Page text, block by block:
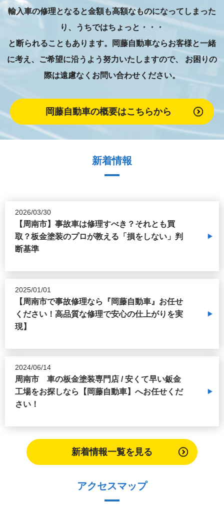
輸入車の修理となると金額も高額なものになってしまった
り、うちではちょっと・・・
と断られることもあります。岡藤自動車ならお客様と一緒
に考え、ご希望に沿うよう努力いたしますので、
お困りの
際は遠慮なくお問い合わせください。
岡藤自動車の概要はこちらから
新着情報
2026/03/30
【周南市】事故車は修理すべき？それとも買
取？板金塗装のプロが教える「損をしない」判
断基準
2025/01/01
【周南市で事故修理なら『岡藤自動車』お任せ
ください！高品質な修理で安心の仕上がりを実
現】
2024/06/14
周南市 車の板金塗装専門店 / 安くて早い鈑金
工場をお探しなら【岡藤自動車】へお任せくだ
さい！
新着情報一覧を見る
アクセスマップ